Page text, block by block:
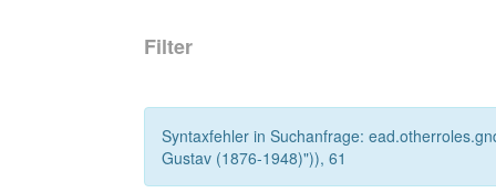
Filter
Syntaxfehler in Suchanfrage:
Gustav (1876-1948)")), 61